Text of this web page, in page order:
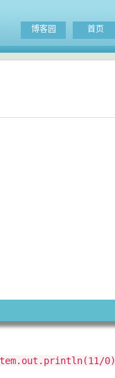
博客园 首页
0)